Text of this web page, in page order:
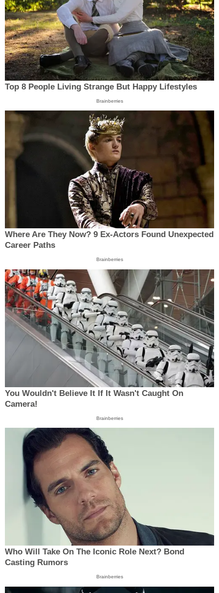
Top 8 People Living Strange But Happy Lifestyles
Brainberries
Where Are They Now? 9 Ex-Actors Found Unexpected
Career Paths
Brainberries
You Wouldn't Believe It If It Wasn't Caught On
Camera!
Brainberries
Who Will Take On The Iconic Role Next? Bond
Casting Rumors
Brainberries